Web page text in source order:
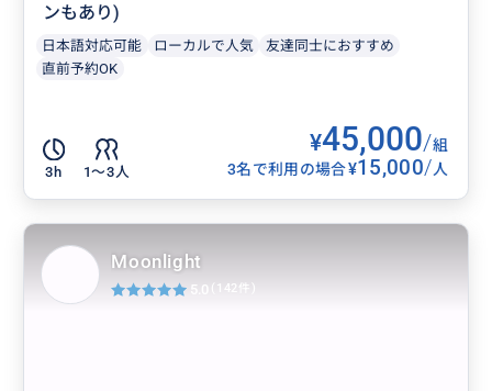
ンもあり)
日本語対応可能 ローカルで人気
友達同士におすすめ
直前予約OK
3h 1〜3人
¥45,000/組
3名で利用の場合¥15,000/人
Moonlight
5.0 (142件)